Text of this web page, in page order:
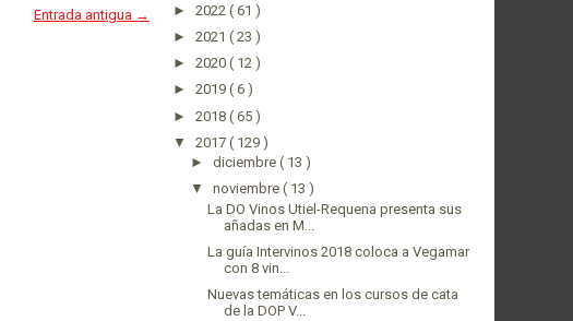
Entrada antigua →
► 2022 ( 61 )
► 2021 ( 23 )
► 2020 ( 12 )
► 2019 ( 6 )
► 2018 ( 65 )
▼ 2017 ( 129 )
► diciembre ( 13 )
▼ noviembre ( 13 )
La DO Vinos Utiel-Requena presenta sus
añadas en M...
La guía Intervinos 2018 coloca a Vegamar
con 8 vin...
Nuevas temáticas en los cursos de cata
de la DOP V...